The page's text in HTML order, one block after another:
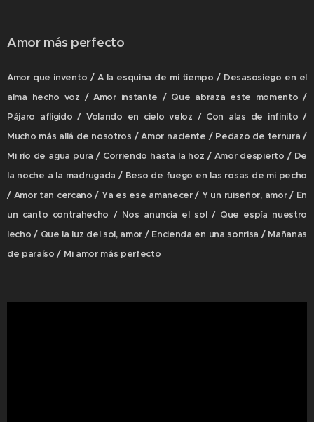
Amor más perfecto
Amor que invento / A la esquina de mi tiempo / Desasosiego en el
alma hecho voz / Amor instante / Que abraza este momento /
Pájaro afligido / Volando en cielo veloz / Con alas de infinito /
Mucho más allá de nosotros / Amor naciente / Pedazo de ternura /
Mi río de agua pura / Corriendo hasta la hoz / Amor despierto / De
la noche a la madrugada / Beso de fuego en las rosas de mi pecho
/ Amor tan cercano / Ya es ese amanecer / Y un ruiseñor, amor / En
un canto contrahecho / Nos anuncia el sol / Que espía nuestro
lecho / Que la luz del sol, amor / Encienda en una sonrisa / Mañanas
de paraíso / Mi amor más perfecto